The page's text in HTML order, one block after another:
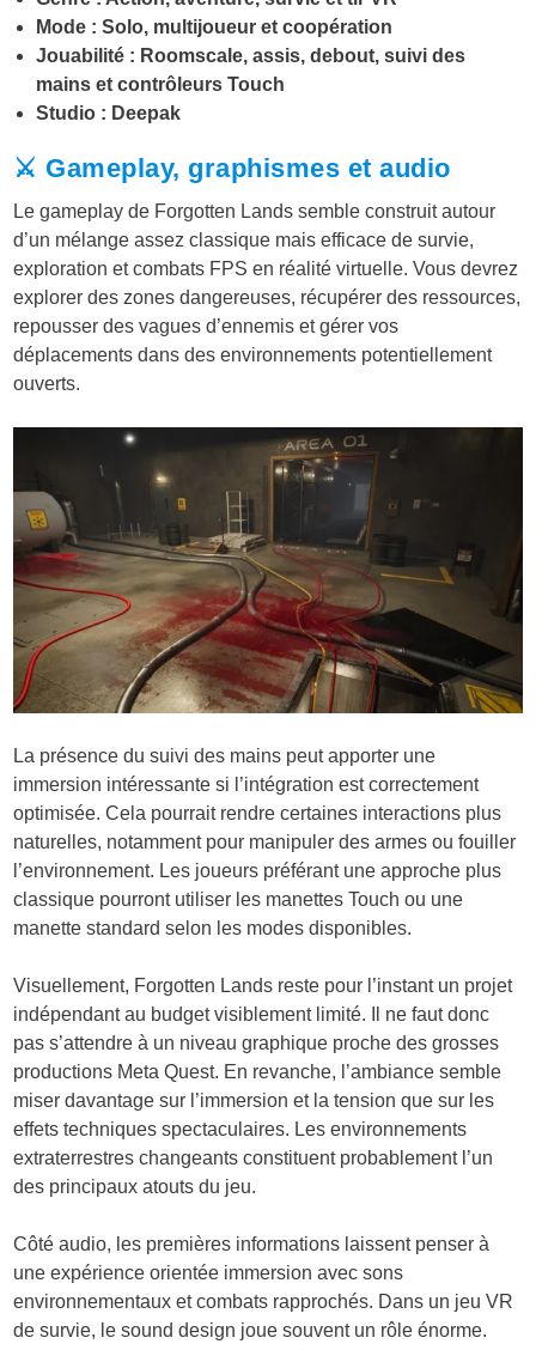
Mode : Solo, multijoueur et coopération
Jouabilité : Roomscale, assis, debout, suivi des
mains et contrôleurs Touch
Studio : Deepak
⚔️ Gameplay, graphismes et audio
Le gameplay de Forgotten Lands semble construit autour
d’un mélange assez classique mais efficace de survie,
exploration et combats FPS en réalité virtuelle. Vous devrez
explorer des zones dangereuses, récupérer des ressources,
repousser des vagues d’ennemis et gérer vos
déplacements dans des environnements potentiellement
ouverts.
La présence du suivi des mains peut apporter une
immersion intéressante si l’intégration est correctement
optimisée. Cela pourrait rendre certaines interactions plus
naturelles, notamment pour manipuler des armes ou fouiller
l’environnement. Les joueurs préférant une approche plus
classique pourront utiliser les manettes Touch ou une
manette standard selon les modes disponibles.
Visuellement, Forgotten Lands reste pour l’instant un projet
indépendant au budget visiblement limité. Il ne faut donc
pas s’attendre à un niveau graphique proche des grosses
productions Meta Quest. En revanche, l’ambiance semble
miser davantage sur l’immersion et la tension que sur les
effets techniques spectaculaires. Les environnements
extraterrestres changeants constituent probablement l’un
des principaux atouts du jeu.
Côté audio, les premières informations laissent penser à
une expérience orientée immersion avec sons
environnementaux et combats rapprochés. Dans un jeu VR
de survie, le sound design joue souvent un rôle énorme.